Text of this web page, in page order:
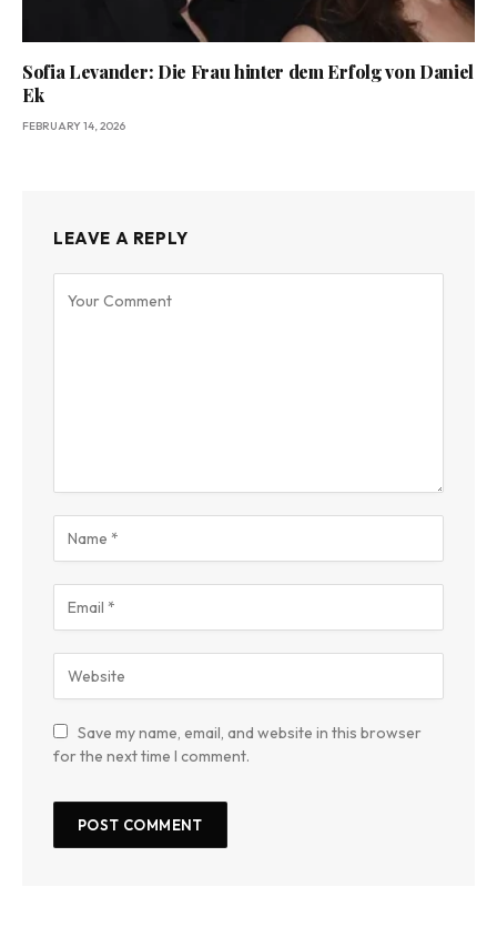
Sofia Levander: Die Frau hinter dem Erfolg von Daniel
Ek
FEBRUARY 14, 2026
LEAVE A REPLY
Save my name, email, and website in this browser
for the next time I comment.